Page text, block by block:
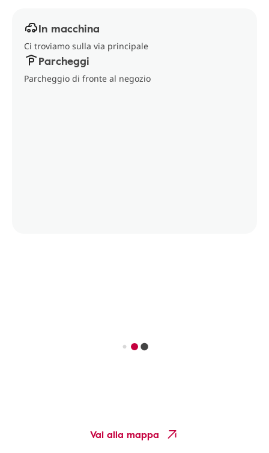
In macchina
Ci troviamo sulla via principale
Parcheggi
Parcheggio di fronte al negozio
Vai alla mappa